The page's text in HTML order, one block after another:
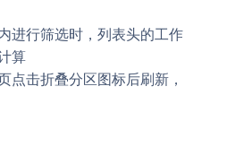
进行筛选时，列表头的工作
算
点击折叠分区图标后刷新，